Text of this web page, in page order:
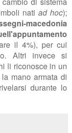
nati ad hoc);
macedonia
il 4%), per cui
Altri invece si
li riconosce in un
mano armata di
durante lo